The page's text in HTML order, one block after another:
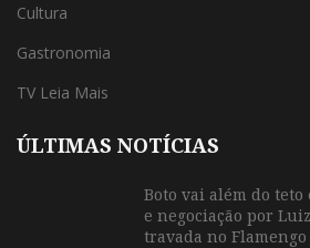
Cultura
Gastronomia
TV Leia Mais
ÚLTIMAS NOTÍCIAS
Boto vai além do
e negociação por
travada no Flamengo